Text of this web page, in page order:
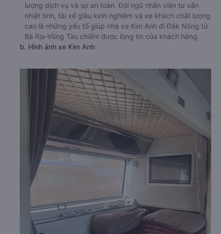
lượng dịch vụ và sự an toàn. Đội ngũ nhân viên tư vấn
nhiệt tình, tài xế giàu kinh nghiệm và xe khách chất lượng
cao là những yếu tố giúp nhà xe Kim Anh đi Đắk Nông từ
Bà Rịa-Vũng Tàu chiếm được lòng tin của khách hàng.
b. Hình ảnh xe Kim Anh